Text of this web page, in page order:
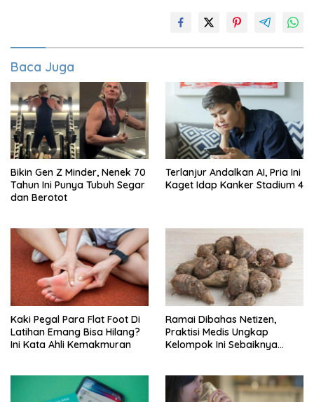
Baca Juga
Bikin Gen Z Minder, Nenek 70
Tahun Ini Punya Tubuh Segar
dan Berotot
Terlanjur Andalkan AI, Pria Ini
Kaget Idap Kanker Stadium 4
Kaki Pegal Para Flat Foot Di
Latihan Emang Bisa Hilang?
Ini Kata Ahli Kemakmuran
Ramai Dibahas Netizen,
Praktisi Medis Ungkap
Kelompok Ini Sebaiknya